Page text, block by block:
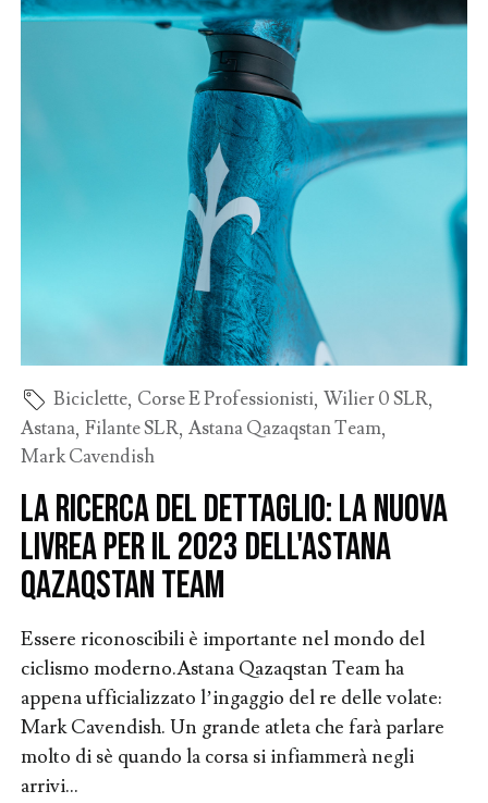
Biciclette, Corse E Professionisti, Wilier 0 SLR,
Astana, Filante SLR, Astana Qazaqstan Team,
Mark Cavendish
La ricerca del dettaglio: la nuova
livrea per il 2023 dell'Astana
Qazaqstan Team
Essere riconoscibili è importante nel mondo del
ciclismo moderno.Astana Qazaqstan Team ha
appena ufficializzato l’ingaggio del re delle volate:
Mark Cavendish. Un grande atleta che farà parlare
molto di sè quando la corsa si infiammerà negli
arrivi...